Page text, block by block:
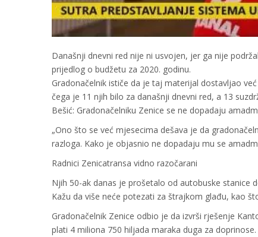
Današnji dnevni red nije ni usvojen, jer ga nije
prijedlog o budžetu za 2020. godinu.
Gradonačelnik ističe da je taj materijal dostavljao
čega je 11 njih bilo za današnji dnevni red, a 13
Bešić: Gradonačelniku Zenice se ne dopadaju
„Ono što se već mjesecima dešava je da
razloga. Kako je objasnio ne dopadaju mu se
Radnici Zenicatransa vidno razočarani
Njih 50-ak danas je prošetalo od autobuske stanice
Kažu da više neće potezati za štrajkom glađu, kao
Gradonačelnik Zenice odbio je da izvrši rješenje
plati 4 miliona 750 hiljada maraka duga za doprinose.